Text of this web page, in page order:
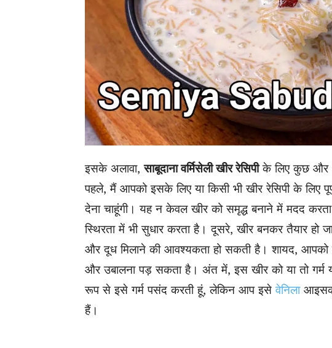
इसके अलावा,साबूदाना वर्मिसेली खीर रेसिपीके लिए कुछ और
पहले, मैं आपको इसके लिए या किसी भी खीर रेसिपी के लिए
देना चाहूंगी। यह न केवल खीर ​​को समृद्ध बनाने में मदद
स्थिरता में भी सुधार करता है। दूसरे, खीर बनकर तैयार हो
और दूध मिलाने की आवश्यकता हो सकती है। शायद, आपको
और उबालना पड़ सकता है। अंत में, इस खीर को या तो गर्म
रूप से इसे गर्म पसंद करती हूं, लेकिन आप इसेवेनिला
हैं।